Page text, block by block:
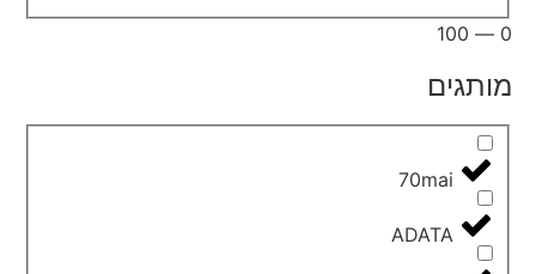
0
—
100
מותגים
70mai
ADATA